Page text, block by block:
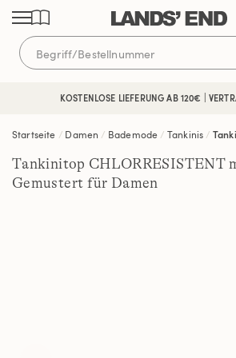
Direkt
zum
Inhalt
Direkt
zur
Navigation
Direkt
zur
Suche
KOSTENLOSE LIEFERUNG AB 120€ |
Startseite Damen Bademode Tankinis
Tankinitop CHLORRESISTENT
Gemustert für Damen